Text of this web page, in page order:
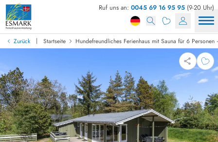
Ruf uns an: 0045 69 16 95 95 (9-20 Uhr)
Zurück | Startseite Hundefreundliches Ferienhaus mit Sauna für 6 Personen